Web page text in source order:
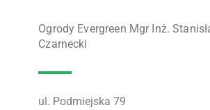
Ogrody Evergreen Mgr Inż.
Czarnecki
ul. Podmiejska 79